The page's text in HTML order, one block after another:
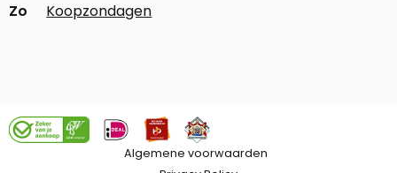
Zo
Koopzondagen
Algemene voorwaarden